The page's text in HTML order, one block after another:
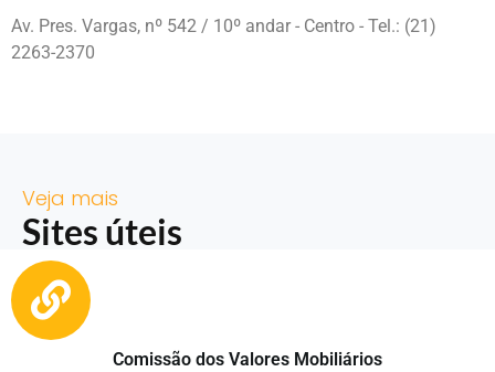
Av. Pres. Vargas, nº 542 / 10º andar - Centro - Tel.: (21)
2263-2370
Veja mais
Sites úteis
Comissão dos Valores Mobiliários